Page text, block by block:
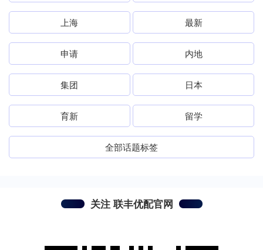
上海 最新
申请 内地
集团 日本
育新 留学
全部话题标签
关注 联丰优配官网